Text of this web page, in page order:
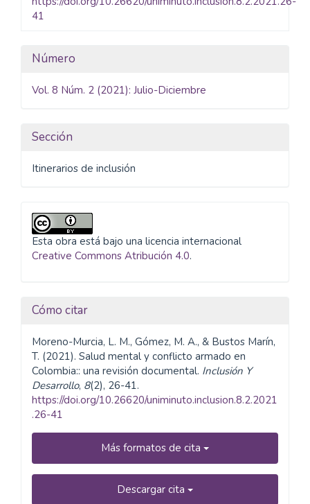
41
Detalles
del
Número
Vol. 8 Núm. 2 (2021): Julio-Diciembre
Sección
Itinerarios de inclusión
Esta obra está bajo una licencia internacional
Creative Commons Atribución 4.0.
Cómo citar
Moreno-Murcia, L. M., Gómez, M. A., & Bustos Marín,
T. (2021). Salud mental y conflicto armado en
Colombia:: una revisión documental. Inclusión Y
Desarrollo, 8(2), 26-41.
https://doi.org/10.26620/uniminuto.inclusion.8.2.2021
.26-41
Más formatos de cita
Descargar cita